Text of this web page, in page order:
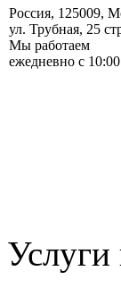
Россия, 125009,
ул. Трубная, 25
Мы работаем
ежедневно с